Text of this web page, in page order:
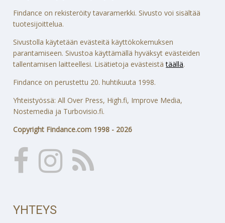
Findance on rekisteröity tavaramerkki. Sivusto voi sisältää
tuotesijoittelua.
Sivustolla käytetään evästeitä käyttökokemuksen
parantamiseen. Sivustoa käyttämällä hyväksyt evästeiden
tallentamisen laitteellesi. Lisätietoja evästeistätäällä.
Findance on perustettu 20. huhtikuuta 1998.
Yhteistyössä: All Over Press, High.fi, Improve Media,
Nostemedia ja Turbovisio.fi.
Copyright Findance.com 1998 - 2026
YHTEYS